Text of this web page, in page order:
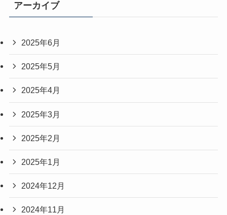
アーカイブ
2025年6月
2025年5月
2025年4月
2025年3月
2025年2月
2025年1月
2024年12月
2024年11月